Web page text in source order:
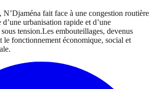
N’Djaména fait face à une congestion routière
urbanisation rapide et d’une
tension.Les embouteillages, devenus
le fonctionnement économique, social et